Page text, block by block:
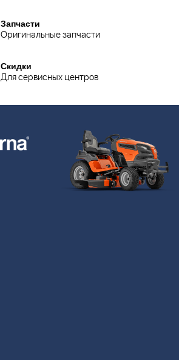
Запчасти
Оригинальные запчасти
Скидки
Для сервисных центров